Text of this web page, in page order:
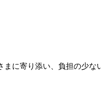
に寄り添い、負担の少な